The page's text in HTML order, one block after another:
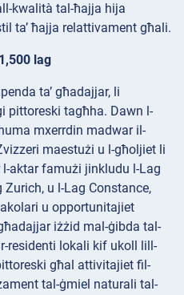
kwalità tal-ħajja hija
ta’ ħajja relattivament għali.
lag
ta’ għadajjar, li
pittoreski tagħha. Dawn l-
mxerrdin madwar il-
maestużi u l-għoljiet li
aktar famużi jinkludu l-Lag
Zurich, u l-Lag Constance,
u opportunitajiet
iżżid mal-ġibda tal-
residenti lokali kif ukoll lill-
għal attivitajiet fil-
tal-ġmiel naturali tal-